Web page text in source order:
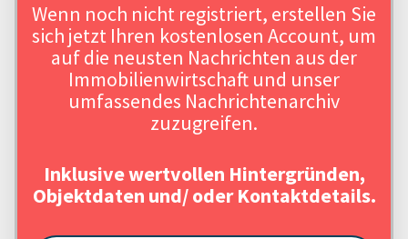
Wenn noch nicht registriert, erstellen Sie
sich jetzt Ihren kostenlosen Account, um
auf die neusten Nachrichten aus der
Immobilienwirtschaft und unser
umfassendes Nachrichtenarchiv
zuzugreifen.
Inklusive wertvollen Hintergründen,
Objektdaten und/ oder Kontaktdetails.